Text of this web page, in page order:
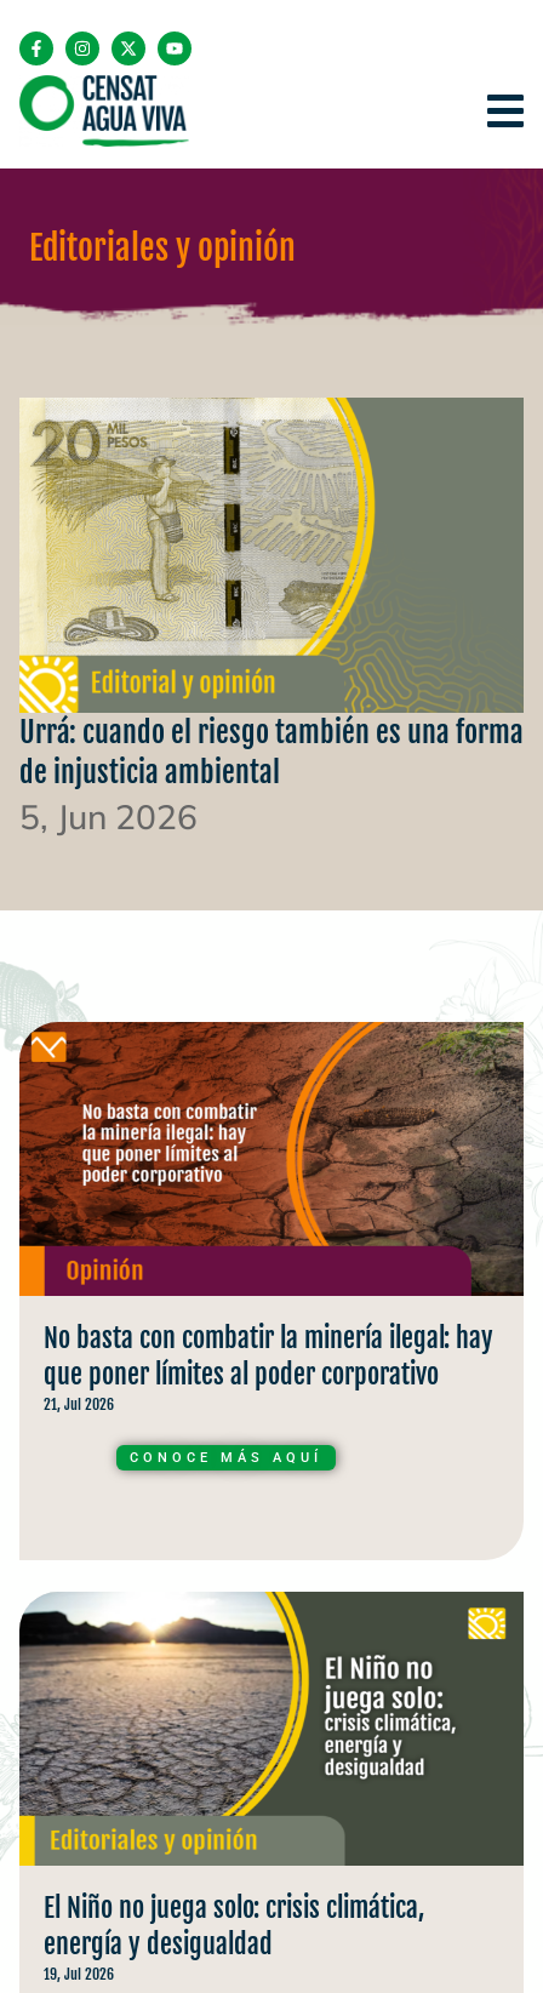
Editoriales y opinión
Urrá: cuando el riesgo también es una forma
de injusticia ambiental
5, Jun 2026
No basta con combatir la minería ilegal: hay
que poner límites al poder corporativo
21, Jul 2026
CONOCE MÁS AQUÍ
El Niño no juega solo: crisis climática,
energía y desigualdad
19, Jul 2026